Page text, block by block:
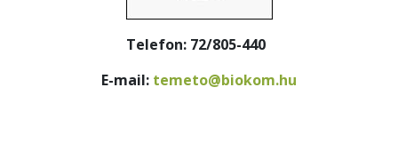
Telefon: 72/805-440
E-mail: temeto@biokom.hu